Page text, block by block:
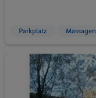
Parkplatz Massagen